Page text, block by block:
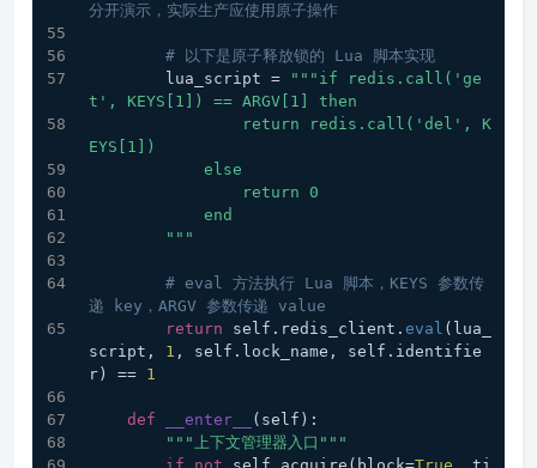
分开演示，实际生产应使用原子操作
# 以下是原子释放锁的 Lua 脚本实现
        lua_script =
"""if redis.call('ge
t', KEYS[1]) == ARGV[1] then
EYS[1])
            else
                return 0
            end
        """
# eval 方法执行 Lua 脚本，KEYS 参数传
递 key，ARGV 参数传递 value
return self.redis_client. eval (lua_
script, 1 , self.lock_name, self.identifie
r) == 1
def __enter__ ( self ):
"""上下文管理器入口"""